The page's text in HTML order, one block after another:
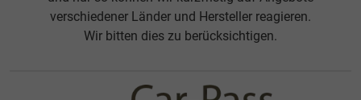
verschiedener Länder und Hersteller reagieren.
Wir bitten dies zu berücksichtigen.